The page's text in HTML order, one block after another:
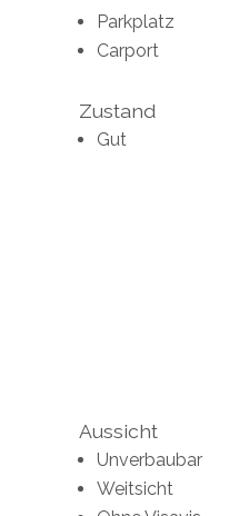
Parkplatz
Carport
Zustand
Gut
Aussicht
Unverbaubar
Weitsicht